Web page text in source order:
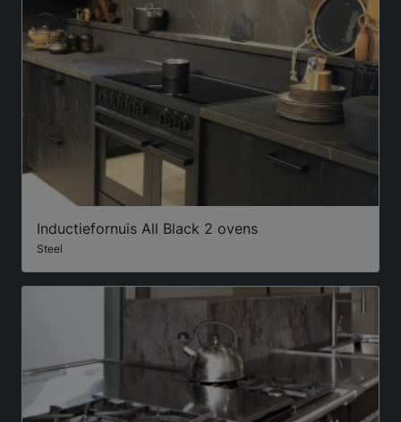
Inductiefornuis All Black 2 ovens
Steel